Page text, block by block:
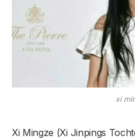
xi
Xi Mingze (Xi Jinpings